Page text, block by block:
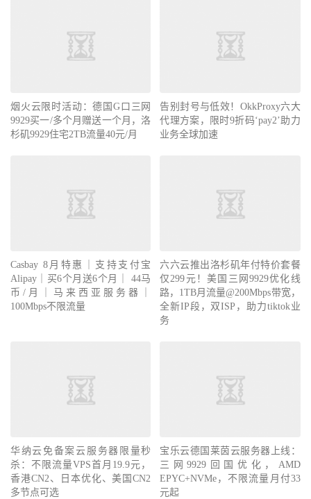
烟火云限时活动：德国G口三网
9929买一/多个月赠送一个月，洛
杉矶9929住宅2TB流量40元/月
代理方案，限时9折码‘pay2’助力
业务全球加速
Casbay 8月特惠｜支持支付宝
Alipay｜买6个月送6个月｜ 44马
币/月｜马来西亚服务器｜
100Mbps不限流量
六六云推出洛杉矶年付特价套餐
仅299元！美国三网9929优化线
路，1TB月流量@200Mbps带宽，
全新IP段，双ISP，助力tiktok业
务
华纳云免备案云服务器限量秒
杀：不限流量VPS首月19.9元，
香港CN2、日本优化、美国CN2
多节点可选
宝乐云德国莱茵云服务器上线：
三网9929回国优化，AMD
EPYC+NVMe，不限流量月付33
元起